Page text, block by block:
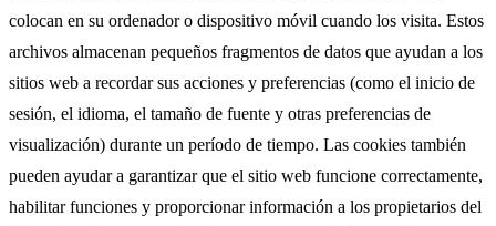
colocan en su ordenador o dispositivo móvil cuando los visita. Estos
archivos almacenan pequeños fragmentos de datos que ayudan a los
sitios web a recordar sus acciones y preferencias (como el inicio de
sesión, el idioma, el tamaño de fuente y otras preferencias de
visualización) durante un período de tiempo. Las cookies también
pueden ayudar a garantizar que el sitio web funcione correctamente,
habilitar funciones y proporcionar información a los propietarios del